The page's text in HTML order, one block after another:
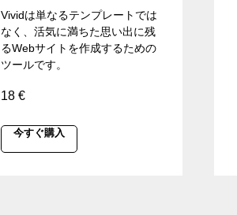
Vividは単なるテンプレートでは
なく、活気に満ちた思い出に残
るWebサイトを作成するための
ツールです。
18 €
今すぐ購入